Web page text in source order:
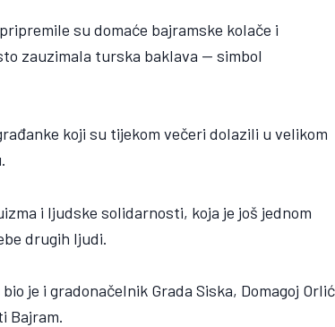
su domaće bajramske kolače i
zauzimala turska baklava — simbol
koji su tijekom večeri dolazili u velikom
i ljudske solidarnosti, koja je još jednom
drugih ljudi.
je i gradonačelnik Grada Siska, Domagoj
Bajram.